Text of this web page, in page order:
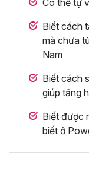
Biết cách
mà chưa
Nam
Biết cách
giúp tăng
Biết được
biết ở